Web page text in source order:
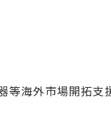
等海外市場開拓支